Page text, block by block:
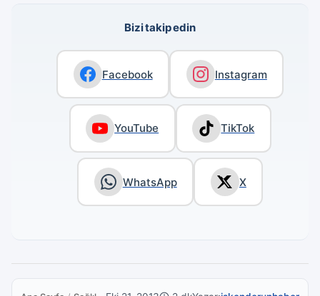
Bizi takip edin
Facebook Instagram
YouTube TikTok
WhatsApp X